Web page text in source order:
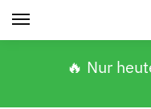
🔥 Nur